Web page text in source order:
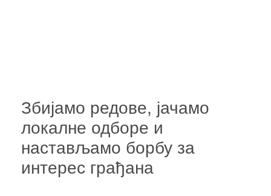
Збијамо редове, јачамо
локалне одборе и
настављамо борбу за
интерес грађана